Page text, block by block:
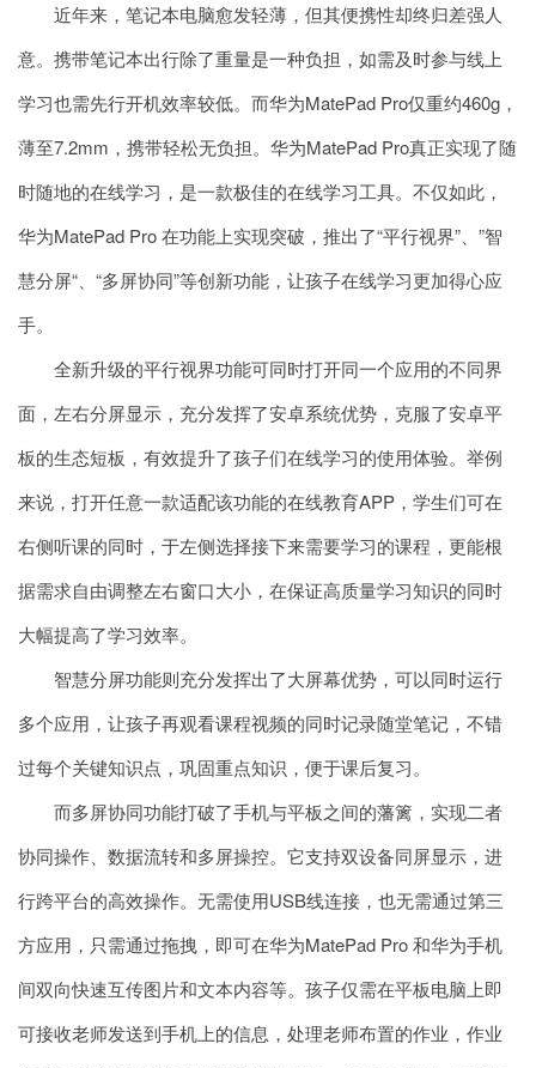
近年来，笔记本电脑愈发轻薄，但其便携性却终归差强人
意。携带笔记本出行除了重量是一种负担，如需及时参与线上
学习也需先行开机效率较低。而华为MatePad Pro仅重约460g，
薄至7.2mm，携带轻松无负担。华为MatePad Pro真正实现了随
时随地的在线学习，是一款极佳的在线学习工具。不仅如此，
华为MatePad Pro 在功能上实现突破，推出了“平行视界”、”智
慧分屏“、“多屏协同”等创新功能，让孩子在线学习更加得心应
手。
全新升级的平行视界功能可同时打开同一个应用的不同界
面，左右分屏显示，充分发挥了安卓系统优势，克服了安卓平
板的生态短板，有效提升了孩子们在线学习的使用体验。举例
来说，打开任意一款适配该功能的在线教育APP，学生们可在
右侧听课的同时，于左侧选择接下来需要学习的课程，更能根
据需求自由调整左右窗口大小，在保证高质量学习知识的同时
大幅提高了学习效率。
智慧分屏功能则充分发挥出了大屏幕优势，可以同时运行
多个应用，让孩子再观看课程视频的同时记录随堂笔记，不错
过每个关键知识点，巩固重点知识，便于课后复习。
而多屏协同功能打破了手机与平板之间的藩篱，实现二者
协同操作、数据流转和多屏操控。它支持双设备同屏显示，进
行跨平台的高效操作。无需使用USB线连接，也无需通过第三
方应用，只需通过拖拽，即可在华为MatePad Pro 和华为手机
间双向快速互传图片和文本内容等。孩子仅需在平板电脑上即
可接收老师发送到手机上的信息，处理老师布置的作业，作业